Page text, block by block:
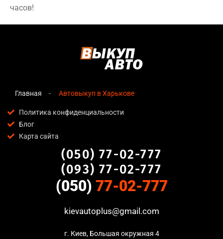
часов!
Главная Автовыкуп в Харькове
Политика конфиденциальности
Блог
Карта сайта
(050) 77-02-777
(093) 77-02-777
(050) 77-02-777
kievautoplus@gmail.com
г. Киев, Большая окружная 4